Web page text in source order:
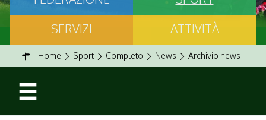
SERVIZI
ATTIVITÀ
Home Sport Completo News Archivio news